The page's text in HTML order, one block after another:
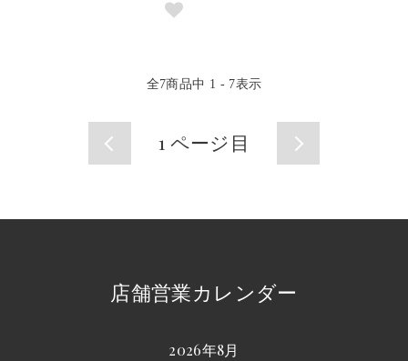
全7商品中 1 - 7表示
1 ページ目
店舗営業カレンダー
2026年8月